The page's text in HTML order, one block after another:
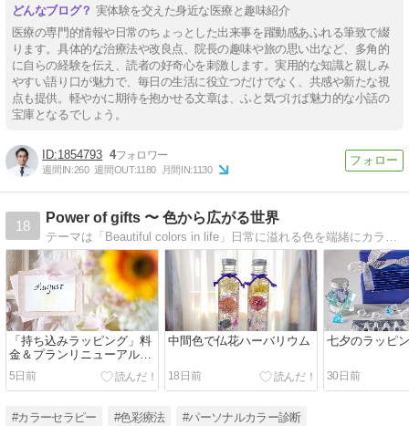
実体験を交えた身近な医療と趣味紹介
医療の専門的情報や日常のちょっとした出来事を躍動感あふれる筆致で綴
ります。具体的な治療法や改良点、院長の趣味や旅の思い出など、多角的
に自らの経験を伝え、読者の好奇心を刺激します。実用的な知識と親しみ
やすい語り口が魅力で、毎日の生活に役立つだけでなく、共感や新たな視
点も提供。軽やかに期待を抱かせる文章は、ふと気づけば魅力的な小話の
宝庫となるでしょう。
1854793 4
週間IN:260 週間OUT:1180 月間IN:1130
18
Power of gifts 〜 色から広がる世界
「持ち込みラッピング」料
金＆プランリニューアル準
備中！
5日前
中間色で仏花ハーバリウム
18日前
七夕のラッピ
30日前
#カラーセラピー #色彩療法 #パーソナルカラー診断